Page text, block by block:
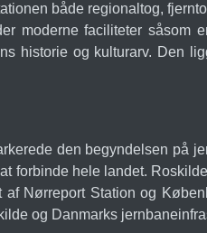
både regionaltog,
moderne faciliteter såsom
historie og kulturarv. Den
den begyndelsen på
forbinde hele landet.
Nørreport Station og
og Danmarks